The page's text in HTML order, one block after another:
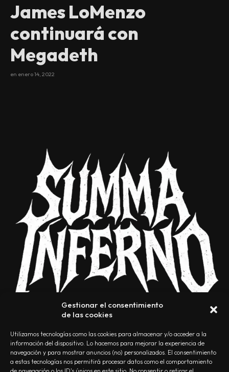
Gestionar el consentimiento
de las cookies
Utilizamos tecnologías como las cookies para almacenar y/o acceder a la
información del dispositivo. Lo hacemos para mejorar la experiencia de
navegación y para mostrar anuncios (no) personalizados. El consentimiento
a estas tecnologías nos permitirá procesar datos como el comportamiento
James LoMenzo
continuará con
Megadeth
en enero 14, 2022
NOSOTROS CONTACTO EDITORIAL POLÍTICA DE PRIVACIDAD